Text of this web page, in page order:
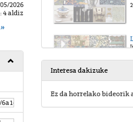
2026
4 aldiz
Interesa dakizuke
Ez da horrelako bideorik